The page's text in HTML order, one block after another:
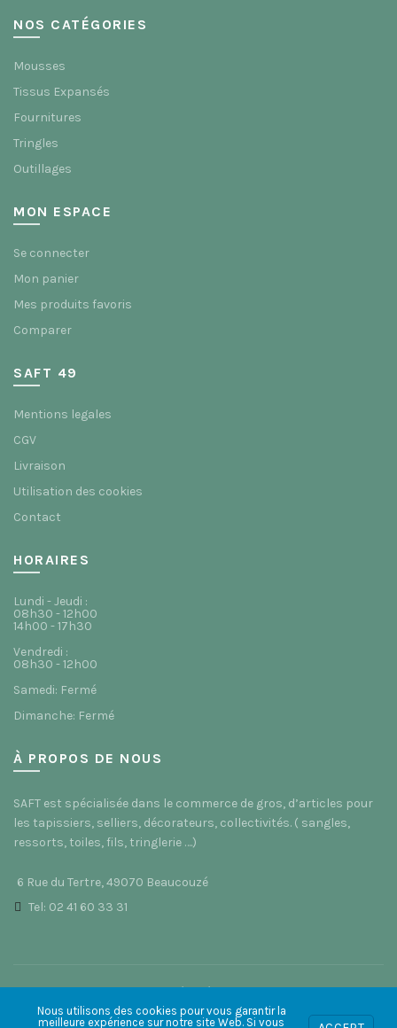
NOS CATÉGORIES
Mousses
Tissus Expansés
Fournitures
Tringles
Outillages
MON ESPACE
Se connecter
Mon panier
Mes produits favoris
Comparer
SAFT 49
Mentions legales
CGV
Livraison
Utilisation des cookies
Contact
HORAIRES
Lundi - Jeudi :
08h30 - 12h00
14h00 - 17h30
Vendredi :
08h30 - 12h00
Samedi: Fermé
Dimanche: Fermé
À PROPOS DE NOUS
SAFT est spécialisée dans le commerce de gros, d’articles pour
les tapissiers, selliers, décorateurs, collectivités. ( sangles,
ressorts, toiles, fils, tringlerie ….)
6 Rue du Tertre, 49070 Beaucouzé
Tel: 02 41 60 33 31
© 2021 Saft49 - Site réalisé parACS Informatique
Nous utilisons des cookies pour vous garantir la
meilleure expérience sur notre site Web. Si vous